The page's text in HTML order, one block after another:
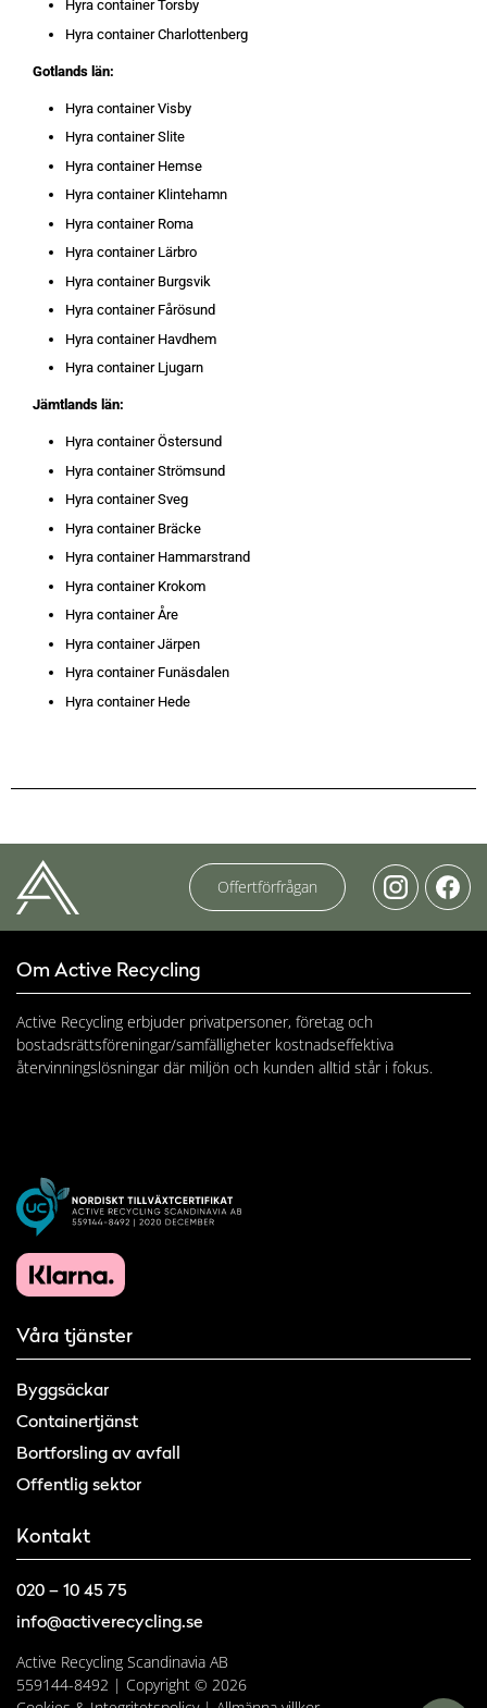
Hyra container Torsby
Hyra container Charlottenberg
Gotlands län:
Hyra container Visby
Hyra container Slite
Hyra container Hemse
Hyra container Klintehamn
Hyra container Roma
Hyra container Lärbro
Hyra container Burgsvik
Hyra container Fårösund
Hyra container Havdhem
Hyra container Ljugarn
Jämtlands län:
Hyra container Östersund
Hyra container Strömsund
Hyra container Sveg
Hyra container Bräcke
Hyra container Hammarstrand
Hyra container Krokom
Hyra container Åre
Hyra container Järpen
Hyra container Funäsdalen
Hyra container Hede
Offertförfrågan
Om Active Recycling
Active Recycling erbjuder privatpersoner, företag och
bostadsrättsföreningar/samfälligheter kostnadseffektiva
återvinningslösningar där miljön och kunden alltid står i fokus.
Våra tjänster
Byggsäckar
Containertjänst
Bortforsling av avfall
Offentlig sektor
Kontakt
020 – 10 45 75
info@activerecycling.se
Active Recycling Scandinavia AB
559144-8492 | Copyright © 2026